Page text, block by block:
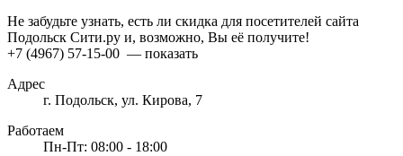
Не забудьте узнать, есть ли скидка для посетителей сайта
Подольск Сити.ру и, возможно, Вы её получите!
+7 (4967) 57-15-00 — показать
Адрес
г. Подольск, ул. Кирова, 7
Работаем
Пн-Пт: 08:00 - 18:00